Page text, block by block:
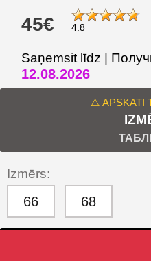
45€ 4.8
Saņemsit līdz |
12.08.2026
⚠️ APSKATI
Izmērs:
66 68